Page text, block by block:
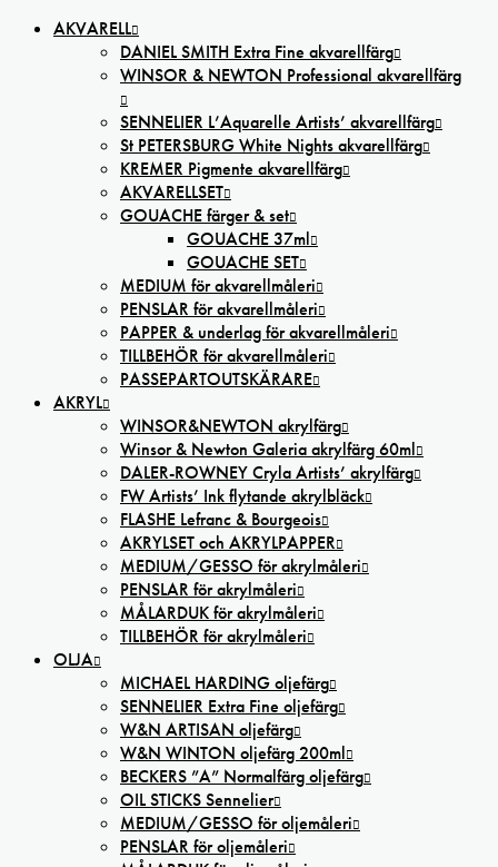
AKVARELL
DANIEL SMITH Extra Fine akvarellfärg
WINSOR & NEWTON Professional akvarellfärg
SENNELIER L’Aquarelle Artists’ akvarellfärg
St PETERSBURG White Nights akvarellfärg
KREMER Pigmente akvarellfärg
AKVARELLSET
GOUACHE färger & set
GOUACHE 37ml
GOUACHE SET
MEDIUM för akvarellmåleri
PENSLAR för akvarellmåleri
PAPPER & underlag för akvarellmåleri
TILLBEHÖR för akvarellmåleri
PASSEPARTOUTSKÄRARE
AKRYL
WINSOR&NEWTON akrylfärg
Winsor & Newton Galeria akrylfärg 60ml
DALER-ROWNEY Cryla Artists’ akrylfärg
FW Artists’ Ink flytande akrylbläck
FLASHE Lefranc & Bourgeois
AKRYLSET och AKRYLPAPPER
MEDIUM/GESSO för akrylmåleri
PENSLAR för akrylmåleri
MÅLARDUK för akrylmåleri
TILLBEHÖR för akrylmåleri
OLJA
MICHAEL HARDING oljefärg
SENNELIER Extra Fine oljefärg
W&N ARTISAN oljefärg
W&N WINTON oljefärg 200ml
BECKERS ”A” Normalfärg oljefärg
OIL STICKS Sennelier
MEDIUM/GESSO för oljemåleri
PENSLAR för oljemåleri